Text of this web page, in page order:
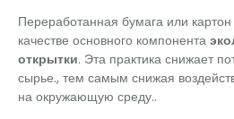
Переработанная бумага или
качестве основного компонента
открытки. Эта практика снижает
сырье., тем самым снижая
на окружающую среду..